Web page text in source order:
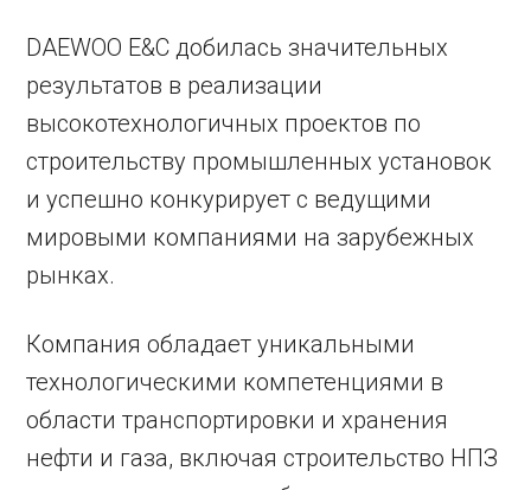
DAEWOO E&C добилась значительных
результатов в реализации
высокотехнологичных проектов по
строительству промышленных установок
и успешно конкурирует с ведущими
мировыми компаниями на зарубежных
рынках.
Компания обладает уникальными
технологическими компетенциями в
области транспортировки и хранения
нефти и газа, включая строительство НПЗ